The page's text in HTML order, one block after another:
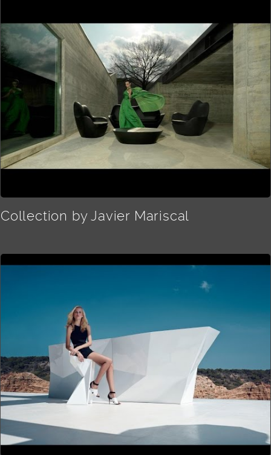
Collection by Javier Mariscal